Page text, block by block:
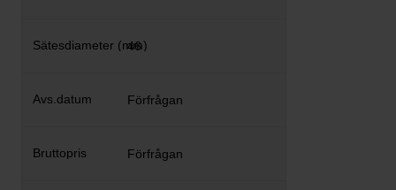
46
Förfrågan
Förfrågan